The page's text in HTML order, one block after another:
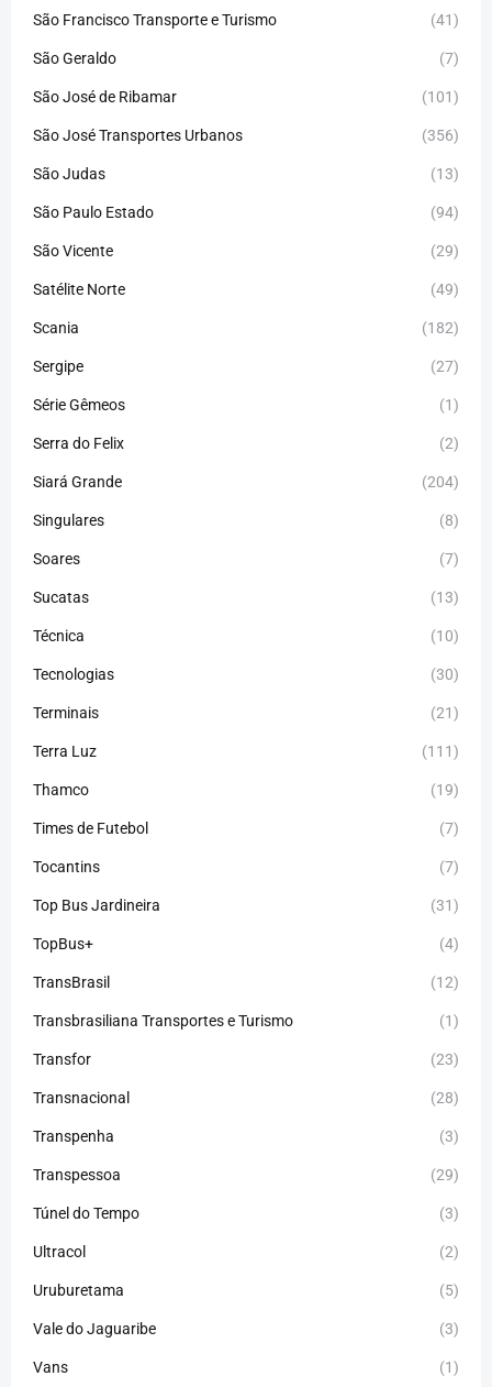
São Francisco Transporte e Turismo (41)
São Geraldo (7)
São José de Ribamar (101)
São José Transportes Urbanos (356)
São Judas (13)
São Paulo Estado (94)
São Vicente (29)
Satélite Norte (49)
Scania (182)
Sergipe (27)
Série Gêmeos (1)
Serra do Felix (2)
Siará Grande (204)
Singulares (8)
Soares (7)
Sucatas (13)
Técnica (10)
Tecnologias (30)
Terminais (21)
Terra Luz (111)
Thamco (19)
Times de Futebol (7)
Tocantins (7)
Top Bus Jardineira (31)
TopBus+ (4)
TransBrasil (12)
Transbrasiliana Transportes e Turismo (1)
Transfor (23)
Transnacional (28)
Transpenha (3)
Transpessoa (29)
Túnel do Tempo (3)
Ultracol (2)
Uruburetama (5)
Vale do Jaguaribe (3)
Vans (1)